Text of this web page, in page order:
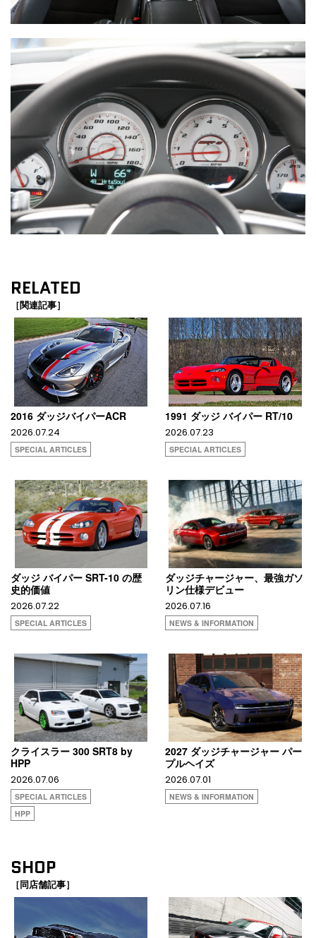
RELATED
［関連記事］
2016 ダッジバイパーACR
2026.07.24
SPECIAL ARTICLES
1991 ダッジ バイパー RT/10
2026.07.23
SPECIAL ARTICLES
ダッジ バイパー SRT-10 の歴
史的価値
2026.07.22
SPECIAL ARTICLES
ダッジチャージャー、最強ガソ
リン仕様デビュー
2026.07.16
NEWS & INFORMATION
クライスラー 300 SRT8 by
HPP
2026.07.06
SPECIAL ARTICLES
HPP
2027 ダッジチャージャー パー
プルヘイズ
2026.07.01
NEWS & INFORMATION
SHOP
［同店舗記事］